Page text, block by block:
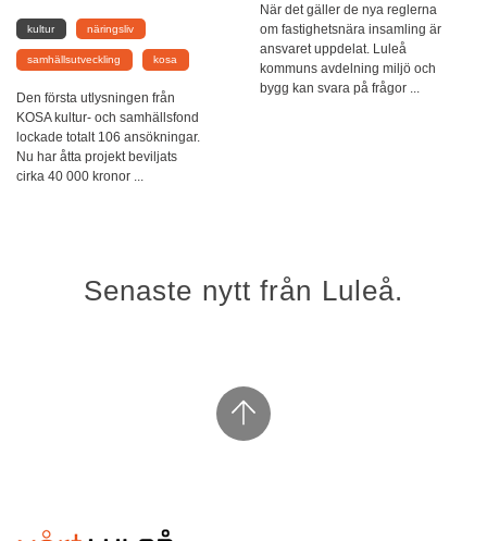
kultur näringsliv
samhällsutveckling kosa
Den första utlysningen från
KOSA kultur- och samhällsfond
lockade totalt 106 ansökningar.
Nu har åtta projekt beviljats
cirka 40 000 kronor ...
När det gäller de nya reglerna
om fastighetsnära insamling är
ansvaret uppdelat. Luleå
kommuns avdelning miljö och
bygg kan svara på frågor ...
Senaste nytt från Luleå.